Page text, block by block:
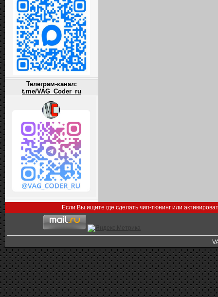
Телеграм-канал:
t.me/VAG_Coder_ru
Если Вы ищите где сделать чип-тюнинг или